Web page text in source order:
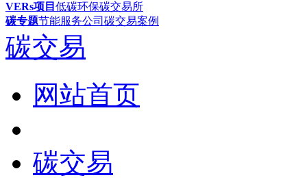
VERs项目 低碳环保碳交易所
碳专题节能服务公司 碳交易案例
碳交易
网站首页
碳交易